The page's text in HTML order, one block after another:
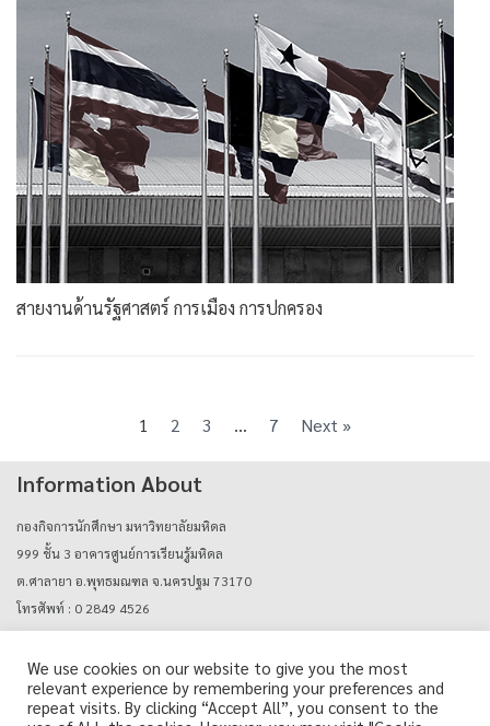
สายงานด้านรัฐศาสตร์ การเมือง การปกครอง
1 2 3 … 7 Next »
Information About
กองกิจการนักศึกษา มหาวิทยาลัยมหิดล
999 ชั้น 3 อาคารศูนย์การเรียนรู้มหิดล
ต.ศาลายา อ.พุทธมณฑล จ.นครปฐม 73170
โทรศัพท์ : 0 2849 4526
E-mail : mahidolcareers@mahidol.ac.th
Login with mu_authen
We use cookies on our website to give you the most
relevant experience by remembering your preferences and
repeat visits. By clicking “Accept All”, you consent to the